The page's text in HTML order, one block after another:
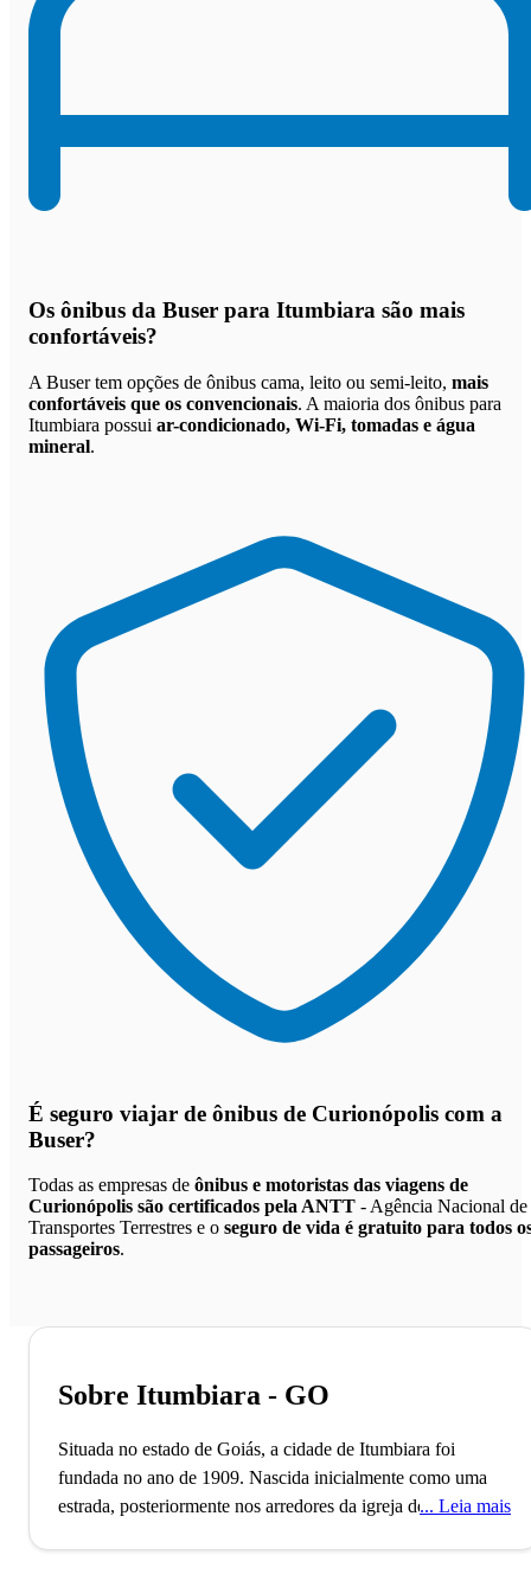
Os ônibus da Buser para Itumbiara são mais
confortáveis?
A Buser tem opções de ônibus cama, leito ou semi-leito, mais
confortáveis que os convencionais. A maioria dos ônibus para
Itumbiara possui ar-condicionado, Wi-Fi, tomadas e água
mineral.
É seguro viajar de ônibus de Curionópolis com a
Buser?
Todas as empresas de ônibus e motoristas das viagens de
Curionópolis são certificados pela ANTT - Agência Nacional de
Transportes Terrestres e o seguro de vida é gratuito para todos
passageiros.
Sobre Itumbiara - GO
Situada no estado de Goiás, a cidade de Itumbiara foi
fundada no ano de 1909. Nascida inicialmente como uma
estrada, posteriormente nos arredores da igreja de Santa Rita
Leia mais